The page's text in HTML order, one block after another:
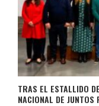
TRAS EL ESTALLIDO
NACIONAL DE JUNTOS